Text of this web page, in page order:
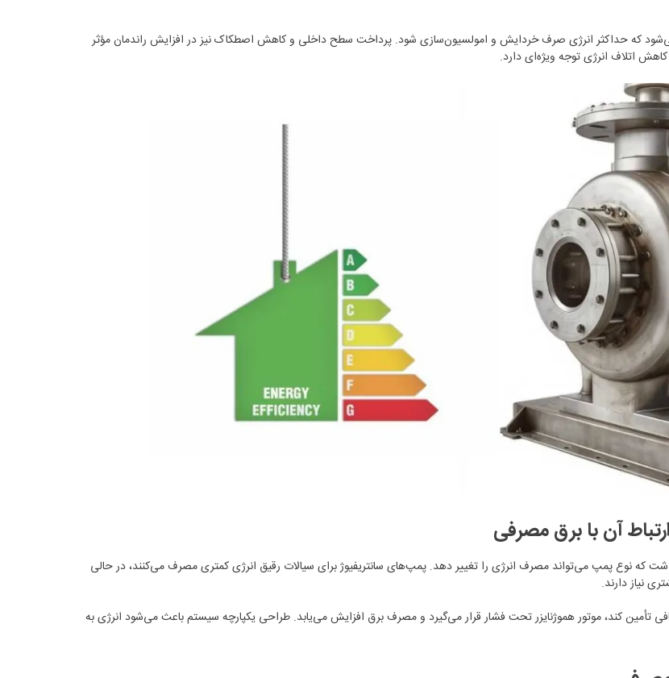
که حداکثر انرژی صرف خردایش و امولسیون‌سازی شود. پرداخت سطح داخلی و کاهش اصطکاک نیز در افزایش راندمان مؤثر
اتلاف انرژی توجه ویژه‌ای دارد.
آن با برق مصرفی
که نوع پمپ می‌تواند مصرف انرژی را تغییر دهد. پمپ‌های سانتریفیوژ برای سیالات رقیق انرژی کمتری مصرف می‌کنند، در حالی
نیاز دارند.
تأمین کند، موتور هموژنایزر تحت فشار قرار می‌گیرد و مصرف برق افزایش می‌یابد. طراحی یکپارچه سیستم باعث می‌شود انرژی به